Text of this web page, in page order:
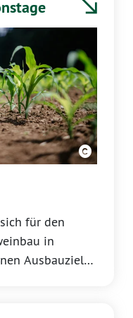
für den
in
Ausbauziele